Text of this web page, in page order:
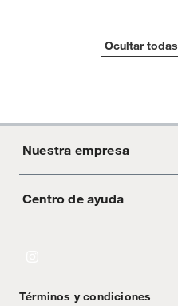
Ocultar
Nuestra empresa
Acerca de Crate
Centro de ayuda
Términos y condiciones